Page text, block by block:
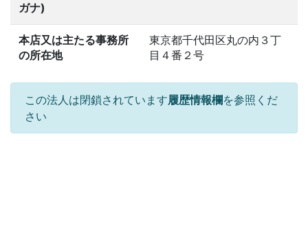
ガナ)
本店又は主たる事務所
の所在地
東京都千代田区丸の内３丁
目４番２号
この法人は閉鎖されています履歴情報欄を参照くだ
さい